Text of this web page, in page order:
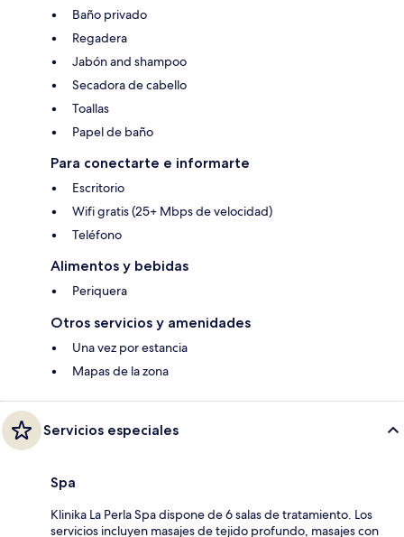
Baño privado
Regadera
Jabón and shampoo
Secadora de cabello
Toallas
Papel de baño
Para conectarte e informarte
Escritorio
Wifi gratis (25+ Mbps de velocidad)
Teléfono
Alimentos y bebidas
Periquera
Otros servicios y amenidades
Una vez por estancia
Mapas de la zona
Servicios especiales
Spa
Klinika La Perla Spa dispone de 6 salas de tratamiento. Los
servicios incluyen masajes de tejido profundo, masajes con